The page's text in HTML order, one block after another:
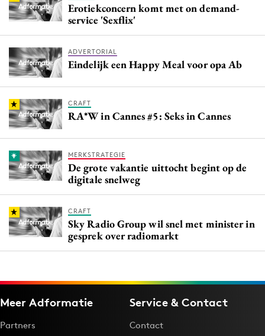
Erotiekconcern komt met on demand-
service 'Sexflix'
ADVERTORIAL
Eindelijk een Happy Meal voor opa Ab
CRAFT
RA*W in Cannes #5: Seks in Cannes
MERKSTRATEGIE
De grote vakantie uittocht begint op de
digitale snelweg
CRAFT
Sky Radio Group wil snel met minister in
gesprek over radiomarkt
Meer Adformatie
Partners
Service & Contact
Contact